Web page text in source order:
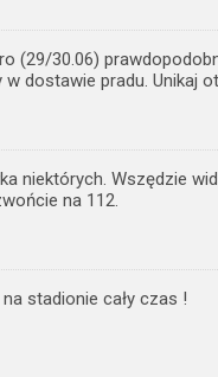
(29/30.06)
w dostawie pradu. Unikaj
niektórych. Wszędzie
na 112.
stadionie cały czas !